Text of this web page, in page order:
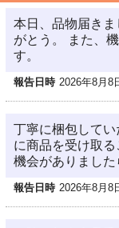
本日、品物届き
がとう。 また、
す。
報告日時 2026年8月8
丁寧に梱包して
に商品を受け取
機会がありました
報告日時 2026年8月8